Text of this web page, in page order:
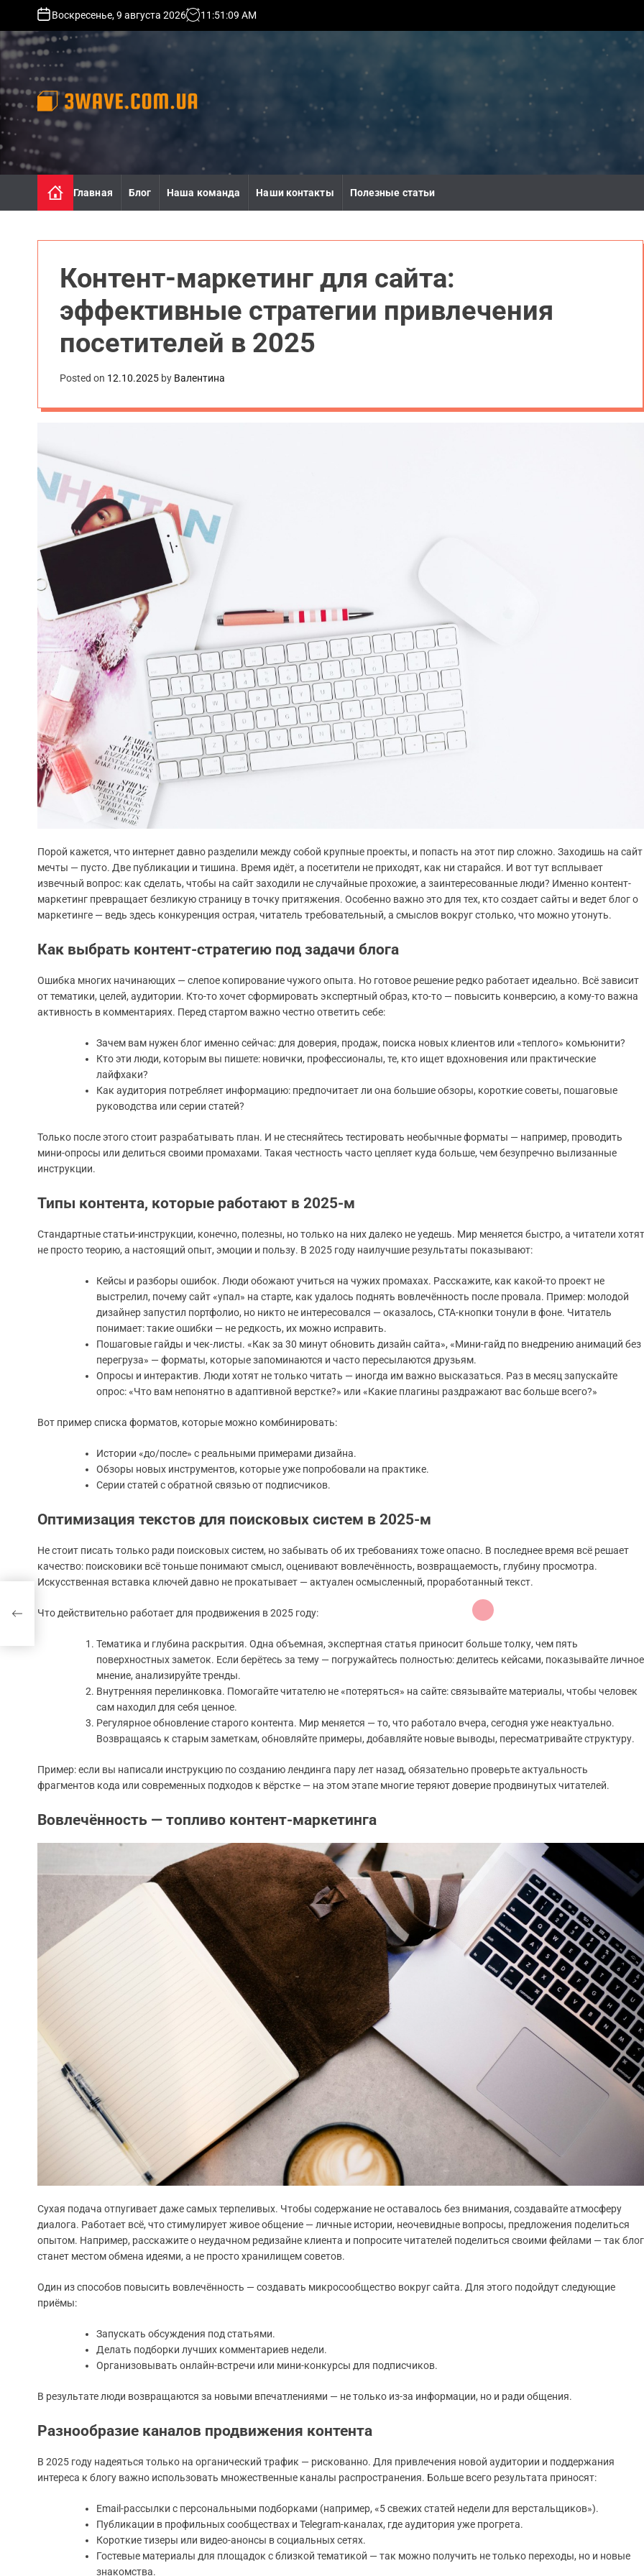
p
o
o
n
t
e
Воскресенье, 9 августа 2026 11 :51 :11 AM
3
w
a
v
c
Главная Блог Наша команда Наши контакты Полезные статьи
Контент-маркетинг для сайта:
эффективные стратегии привлечения
посетителей в 2025
Posted on 12.10.2025 by Валентина
Порой кажется, что интернет давно разделили между собой крупные проекты, и попасть на этот пир сложно. Заходишь на сайт
мечты — пусто. Две публикации и тишина. Время идёт, а посетители не приходят, как ни старайся. И вот тут всплывает
извечный вопрос: как сделать, чтобы на сайт заходили не случайные прохожие, а заинтересованные люди? Именно контент-
маркетинг превращает безликую страницу в точку притяжения. Особенно важно это для тех, кто создает сайты и ведет блог о
маркетинге — ведь здесь конкуренция острая, читатель требовательный, а смыслов вокруг столько, что можно утонуть.
Как выбрать контент-стратегию под задачи блога
Ошибка многих начинающих — слепое копирование чужого опыта. Но готовое решение редко работает идеально. Всё зависит
от тематики, целей, аудитории. Кто-то хочет сформировать экспертный образ, кто-то — повысить конверсию, а кому-то важна
активность в комментариях. Перед стартом важно честно ответить себе:
Зачем вам нужен блог именно сейчас: для доверия, продаж, поиска новых клиентов или «теплого» комьюнити?
Кто эти люди, которым вы пишете: новички, профессионалы, те, кто ищет вдохновения или практические
лайфхаки?
Как аудитория потребляет информацию: предпочитает ли она большие обзоры, короткие советы, пошаговые
руководства или серии статей?
Только после этого стоит разрабатывать план. И не стесняйтесь тестировать необычные форматы — например, проводить
мини-опросы или делиться своими промахами. Такая честность часто цепляет куда больше, чем безупречно вылизанные
инструкции.
Типы контента, которые работают в 2025-м
Стандартные статьи-инструкции, конечно, полезны, но только на них далеко не уедешь. Мир меняется быстро, а читатели хотят
не просто теорию, а настоящий опыт, эмоции и пользу. В 2025 году наилучшие результаты показывают:
Кейсы и разборы ошибок. Люди обожают учиться на чужих промахах. Расскажите, как какой-то проект не
выстрелил, почему сайт «упал» на старте, как удалось поднять вовлечённость после провала. Пример: молодой
дизайнер запустил портфолио, но никто не интересовался — оказалось, CTA-кнопки тонули в фоне. Читатель
понимает: такие ошибки — не редкость, их можно исправить.
Пошаговые гайды и чек-листы. «Как за 30 минут обновить дизайн сайта», «Мини-гайд по внедрению анимаций без
перегруза» — форматы, которые запоминаются и часто пересылаются друзьям.
Опросы и интерактив. Люди хотят не только читать — иногда им важно высказаться. Раз в месяц запускайте
опрос: «Что вам непонятно в адаптивной верстке?» или «Какие плагины раздражают вас больше всего?»
Вот пример списка форматов, которые можно комбинировать:
Истории «до/после» с реальными примерами дизайна.
Обзоры новых инструментов, которые уже попробовали на практике.
Серии статей с обратной связью от подписчиков.
Оптимизация текстов для поисковых систем в 2025-м
Не стоит писать только ради поисковых систем, но забывать об их требованиях тоже опасно. В последнее время всё решает
качество: поисковики всё тоньше понимают смысл, оценивают вовлечённость, возвращаемость, глубину просмотра.
Искусственная вставка ключей давно не прокатывает — актуален осмысленный, проработанный текст.
Что действительно работает для продвижения в 2025 году:
Тематика и глубина раскрытия. Одна объемная, экспертная статья приносит больше толку, чем пять
поверхностных заметок. Если берётесь за тему — погружайтесь полностью: делитесь кейсами, показывайте личное
мнение, анализируйте тренды.
Внутренняя перелинковка. Помогайте читателю не «потеряться» на сайте: связывайте материалы, чтобы человек
сам находил для себя ценное.
Регулярное обновление старого контента. Мир меняется — то, что работало вчера, сегодня уже неактуально.
Возвращаясь к старым заметкам, обновляйте примеры, добавляйте новые выводы, пересматривайте структуру.
Пример: если вы написали инструкцию по созданию лендинга пару лет назад, обязательно проверьте актуальность
фрагментов кода или современных подходов к вёрстке — на этом этапе многие теряют доверие продвинутых читателей.
Вовлечённость — топливо контент-маркетинга
Сухая подача отпугивает даже самых терпеливых. Чтобы содержание не оставалось без внимания, создавайте атмосферу
диалога. Работает всё, что стимулирует живое общение — личные истории, неочевидные вопросы, предложения поделиться
опытом. Например, расскажите о неудачном редизайне клиента и попросите читателей поделиться своими фейлами — так блог
станет местом обмена идеями, а не просто хранилищем советов.
Один из способов повысить вовлечённость — создавать микросообщество вокруг сайта. Для этого подойдут следующие
приёмы:
Запускать обсуждения под статьями.
Делать подборки лучших комментариев недели.
Организовывать онлайн-встречи или мини-конкурсы для подписчиков.
В результате люди возвращаются за новыми впечатлениями — не только из-за информации, но и ради общения.
Разнообразие каналов продвижения контента
В 2025 году надеяться только на органический трафик — рискованно. Для привлечения новой аудитории и поддержания
интереса к блогу важно использовать множественные каналы распространения. Больше всего результата приносят:
Email-рассылки с персональными подборками (например, «5 свежих статей недели для верстальщиков»).
Публикации в профильных сообществах и Telegram-каналах, где аудитория уже прогрета.
Короткие тизеры или видео-анонсы в социальных сетях.
Гостевые материалы для площадок с близкой тематикой — так можно получить не только переходы, но и новые
знакомства.